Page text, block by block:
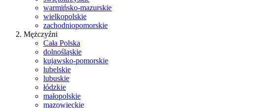
warmińsko-mazurskie
wielkopolskie
zachodniopomorskie
Mężczyźni
Cała Polska
dolnośląskie
kujawsko-pomorskie
lubelskie
lubuskie
łódzkie
małopolskie
mazowieckie